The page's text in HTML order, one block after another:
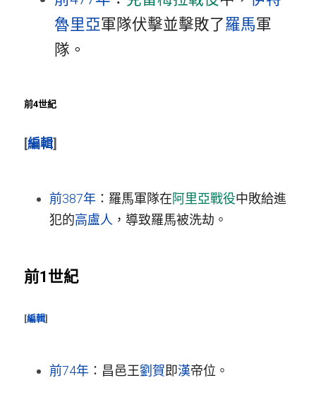
魯里亞軍隊伏擊並擊敗了羅馬軍
隊。
前4世紀
[編輯]
前387年 ：羅馬軍隊在阿里亞戰役中敗給進
犯的高盧人 ，導致羅馬被洗劫。
前1世紀
[編輯]
前74年 ：昌邑王劉賀即漢帝位。